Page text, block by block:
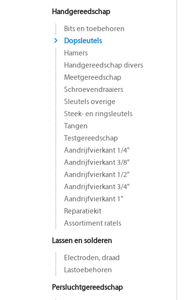
Handgereedschap
Bits en toebehoren
Dopsleutels
Hamers
Handgereedschap divers
Meetgereedschap
Schroevendraaiers
Sleutels overige
Steek- en ringsleutels
Tangen
Testgereedschap
Aandrijfvierkant 1/4"
Aandrijfvierkant 3/8"
Aandrijfvierkant 1/2"
Aandrijfvierkant 3/4"
Aandrijfvierkant 1"
Reparatiekit
Assortiment ratels
Lassen en solderen
Electroden, draad
Lastoebehoren
Persluchtgereedschap